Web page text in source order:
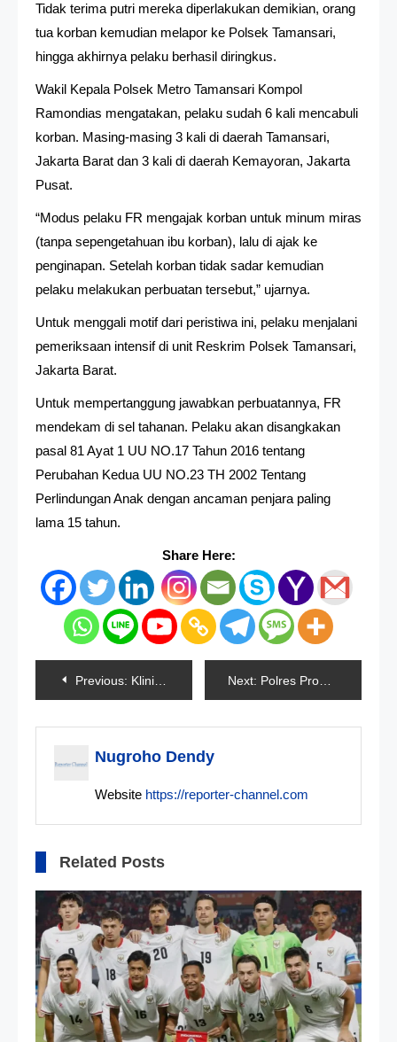
Tidak terima putri mereka diperlakukan demikian, orang
tua korban kemudian melapor ke Polsek Tamansari,
hingga akhirnya pelaku berhasil diringkus.
Wakil Kepala Polsek Metro Tamansari Kompol
Ramondias mengatakan, pelaku sudah 6 kali mencabuli
korban. Masing-masing 3 kali di daerah Tamansari,
Jakarta Barat dan 3 kali di daerah Kemayoran, Jakarta
Pusat.
“Modus pelaku FR mengajak korban untuk minum miras
(tanpa sepengetahuan ibu korban), lalu di ajak ke
penginapan. Setelah korban tidak sadar kemudian
pelaku melakukan perbuatan tersebut,” ujarnya.
Untuk menggali motif dari peristiwa ini, pelaku menjalani
pemeriksaan intensif di unit Reskrim Polsek Tamansari,
Jakarta Barat.
Untuk mempertanggung jawabkan perbuatannya, FR
mendekam di sel tahanan. Pelaku akan disangkakan
pasal 81 Ayat 1 UU NO.17 Tahun 2016 tentang
Perubahan Kedua UU NO.23 TH 2002 Tentang
Perlindungan Anak dengan ancaman penjara paling
lama 15 tahun.
Share Here:
Navigasi
pos
Previous: Klinik IHC Depok Resmi Beroperasi Next: Polres Probolinggo Terima Penghargaan Pelayanan Prima
Nugroho Dendy
Website https://reporter-channel.com
Related Posts